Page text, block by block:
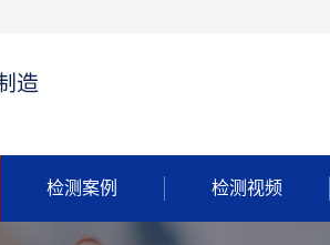
检测案例 检测视频